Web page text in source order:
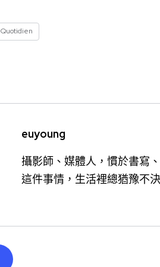
Quotidien
euyoung
攝影師、媒體人，慣於書寫
這件事情，生活裡總猶豫不